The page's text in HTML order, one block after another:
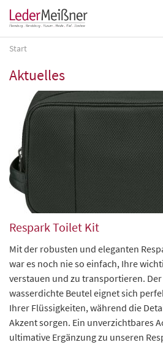
Start
Aktuelles
Respark Toilet Kit
Mit der robusten und eleganten
war es noch nie so einfach, Ihre
verstauen und zu transportieren.
wasserdichte Beutel eignet sich
Ihrer Flüssigkeiten, während die
Akzent sorgen. Ein unverzichtbares
ultimative Ergänzung zu unseren